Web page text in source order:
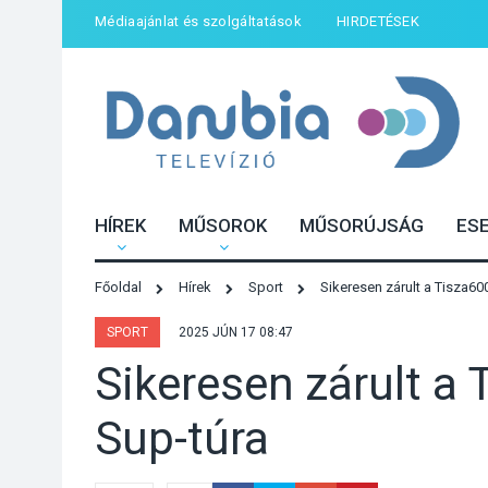
Médiaajánlat és szolgáltatások HIRDETÉSEK
HÍREK MŰSOROK MŰSORÚJSÁG
Főoldal Hírek Sport Sikeresen zárult a
SPORT 2025 JÚN 17 08:47
Sikeresen zárult a
Sup-túra